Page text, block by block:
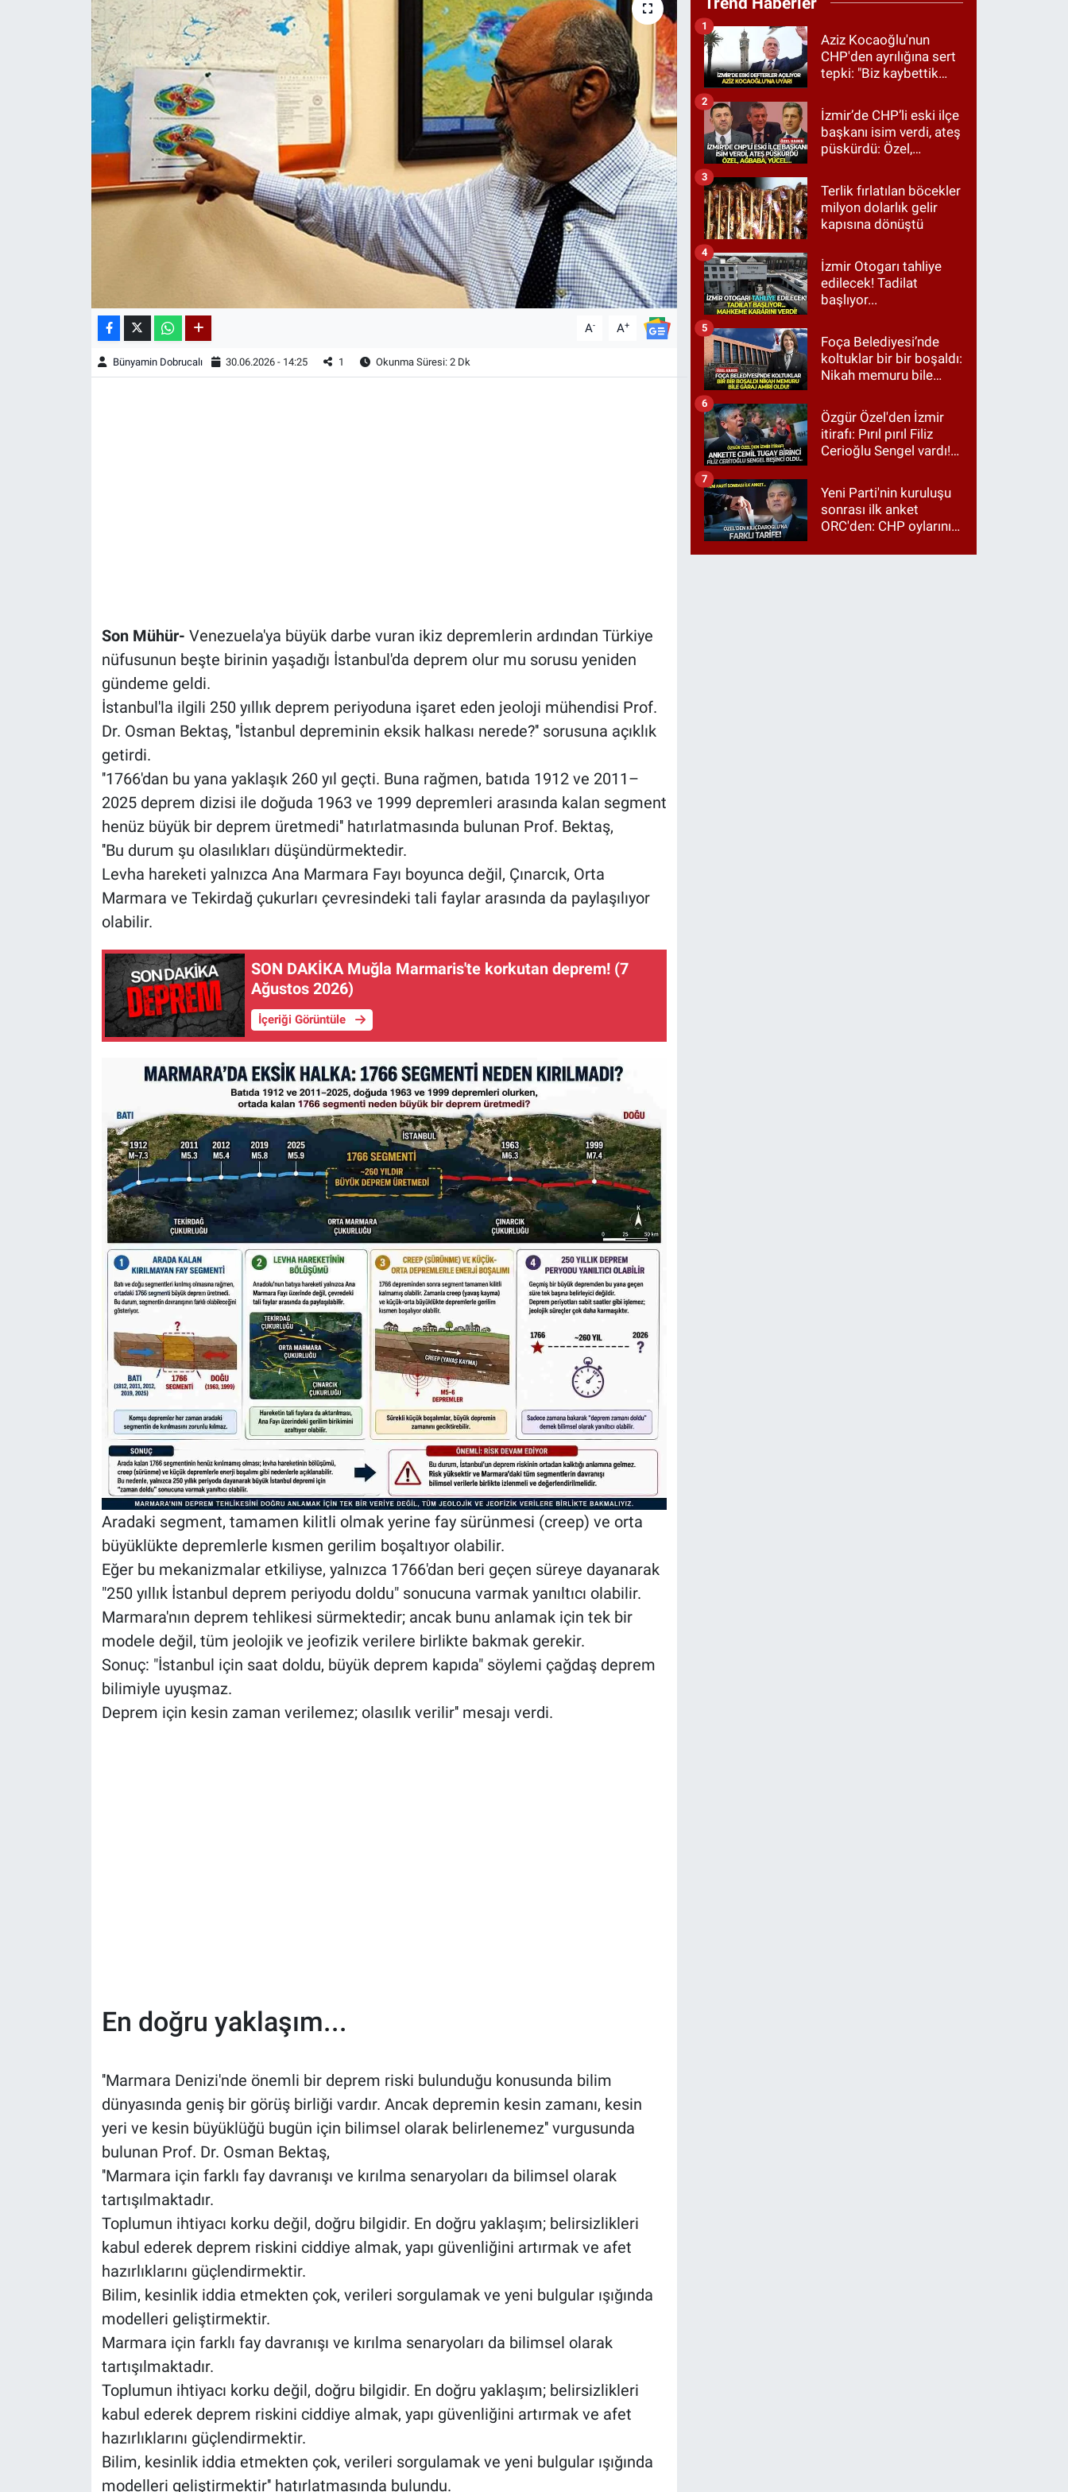
A- A+
Bünyamin Dobrucalı 30.06.2026 - 14:25 1 Okunma Süresi: 2 Dk
Son Mühür- Venezuela'ya büyük darbe vuran ikiz depremlerin ardından Türkiye
nüfusunun beşte birinin yaşadığı İstanbul'da deprem olur mu sorusu yeniden
gündeme geldi.
İstanbul'la ilgili 250 yıllık deprem periyoduna işaret eden jeoloji mühendisi Prof.
Dr. Osman Bektaş, ''İstanbul depreminin eksik halkası nerede?'' sorusuna açıklık
getirdi.
''1766'dan bu yana yaklaşık 260 yıl geçti. Buna rağmen, batıda 1912 ve 2011–
2025 deprem dizisi ile doğuda 1963 ve 1999 depremleri arasında kalan segment
henüz büyük bir deprem üretmedi'' hatırlatmasında bulunan Prof. Bektaş,
''Bu durum şu olasılıkları düşündürmektedir.
Levha hareketi yalnızca Ana Marmara Fayı boyunca değil, Çınarcık, Orta
Marmara ve Tekirdağ çukurları çevresindeki tali faylar arasında da paylaşılıyor
olabilir.
SON DAKİKA Muğla Marmaris'te korkutan deprem! (7
Ağustos 2026)
İçeriği Görüntüle
Aradaki segment, tamamen kilitli olmak yerine fay sürünmesi (creep) ve orta
büyüklükte depremlerle kısmen gerilim boşaltıyor olabilir.
Eğer bu mekanizmalar etkiliyse, yalnızca 1766'dan beri geçen süreye dayanarak
"250 yıllık İstanbul deprem periyodu doldu" sonucuna varmak yanıltıcı olabilir.
Marmara'nın deprem tehlikesi sürmektedir; ancak bunu anlamak için tek bir
modele değil, tüm jeolojik ve jeofizik verilere birlikte bakmak gerekir.
Sonuç: "İstanbul için saat doldu, büyük deprem kapıda" söylemi çağdaş deprem
bilimiyle uyuşmaz.
Deprem için kesin zaman verilemez; olasılık verilir'' mesajı verdi.
En doğru yaklaşım...
''Marmara Denizi'nde önemli bir deprem riski bulunduğu konusunda bilim
dünyasında geniş bir görüş birliği vardır. Ancak depremin kesin zamanı, kesin
yeri ve kesin büyüklüğü bugün için bilimsel olarak belirlenemez'' vurgusunda
bulunan Prof. Dr. Osman Bektaş,
''Marmara için farklı fay davranışı ve kırılma senaryoları da bilimsel olarak
tartışılmaktadır.
Toplumun ihtiyacı korku değil, doğru bilgidir. En doğru yaklaşım; belirsizlikleri
kabul ederek deprem riskini ciddiye almak, yapı güvenliğini artırmak ve afet
hazırlıklarını güçlendirmektir.
Bilim, kesinlik iddia etmekten çok, verileri sorgulamak ve yeni bulgular ışığında
modelleri geliştirmektir.
Marmara için farklı fay davranışı ve kırılma senaryoları da bilimsel olarak
tartışılmaktadır.
Toplumun ihtiyacı korku değil, doğru bilgidir. En doğru yaklaşım; belirsizlikleri
kabul ederek deprem riskini ciddiye almak, yapı güvenliğini artırmak ve afet
hazırlıklarını güçlendirmektir.
Bilim, kesinlik iddia etmekten çok, verileri sorgulamak ve yeni bulgular ışığında
modelleri geliştirmektir'' hatırlatmasında bulundu.
Aziz Kocaoğlu'nun
CHP'den ayrılığına sert
tepki: "Biz kaybettik
etmedik"
1
İzmir’de CHP’li eski ilçe
başkanı isim verdi, ateş
püskürdü: Özel,
2
Terlik fırlatılan böcekler
milyon dolarlık gelir
kapısına dönüştü
3
İzmir Otogarı tahliye
edilecek! Tadilat
başlıyor...
4
Foça Belediyesi’nde
koltuklar bir bir boşaldı:
Nikah memuru bile
5
Özgür Özel'den İzmir
itirafı: Pırıl pırıl Filiz
Cerioğlu Sengel vardı!
Tugay birinci çıktı
6
Yeni Parti'nin kuruluşu
sonrası ilk anket
ORC'den: CHP oylarının
üçte biri Kılıçdaroğlu'na
7